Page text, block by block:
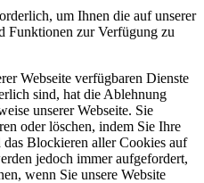
um Ihnen die auf unserer
Funktionen zur Verfügung zu
Webseite verfügbaren Dienste
sind, hat die Ablehnung
unserer Webseite. Sie
oder löschen, indem Sie Ihre
Blockieren aller Cookies auf
jedoch immer aufgefordert,
wenn Sie unsere Website